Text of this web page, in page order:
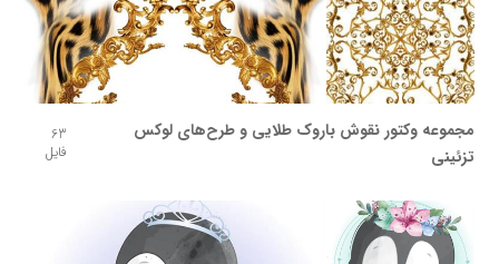
مجموعه وکتور نقوش باروک طلایی و طرح‌های لوکس
تزئینی
63
فایل